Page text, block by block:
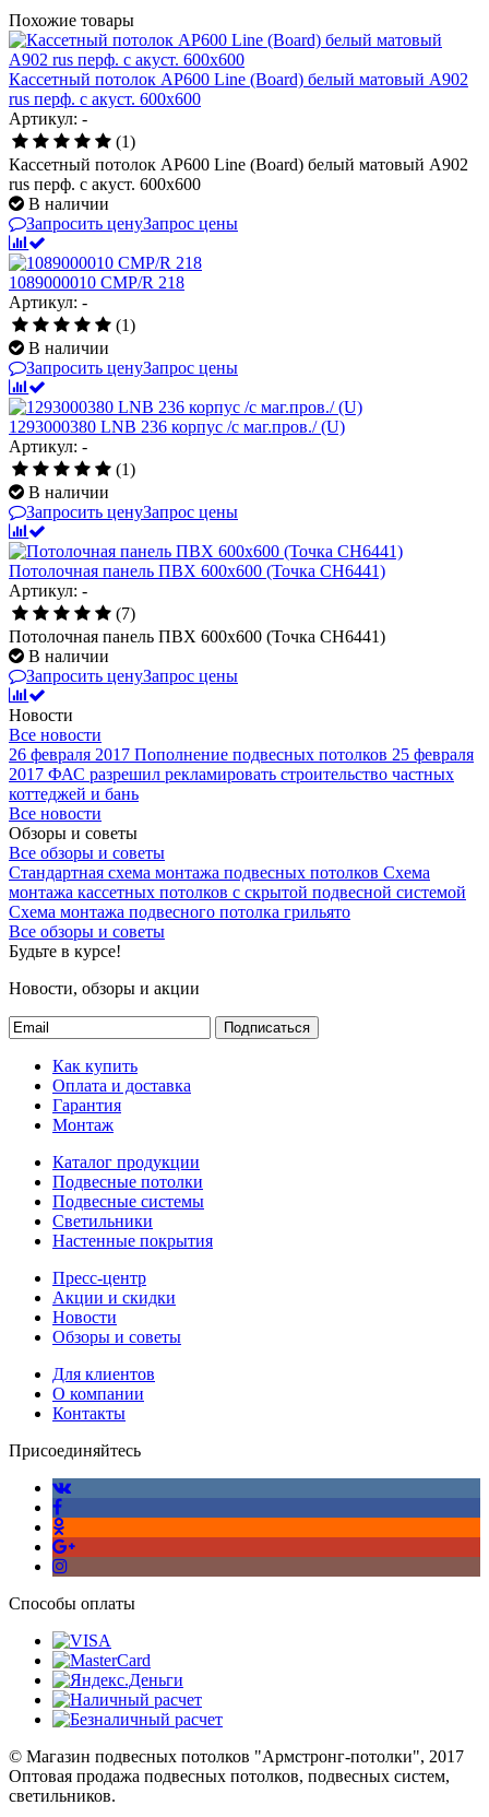
Похожие товары
Кассетный потолок AP600 Line (Board) белый матовый А902
rus перф. с акуст. 600x600
Артикул: -
(1)
Кассетный потолок AP600 Line (Board) белый матовый А902
rus перф. с акуст. 600x600
В наличии
Запросить ценуЗапрос цены
1089000010 CMP/R 218
Артикул: -
(1)
В наличии
Запросить ценуЗапрос цены
1293000380 LNB 236 корпус /с маг.пров./ (U)
Артикул: -
(1)
В наличии
Запросить ценуЗапрос цены
Потолочная панель ПВХ 600х600 (Точка CH6441)
Артикул: -
(7)
Потолочная панель ПВХ 600х600 (Точка CH6441)
В наличии
Запросить ценуЗапрос цены
Новости
Все новости
26 февраля 2017 Пополнение подвесных потолков 25 февраля
2017 ФАС разрешил рекламировать строительство частных
коттеджей и бань
Все новости
Обзоры и советы
Все обзоры и советы
Стандартная схема монтажа подвесных потолков Схема
монтажа кассетных потолков с скрытой подвесной системой
Схема монтажа подвесного потолка грильято
Все обзоры и советы
Будьте в курсе!
Новости, обзоры и акции
Подписаться
Как купить
Оплата и доставка
Гарантия
Монтаж
Каталог продукции
Подвесные потолки
Подвесные системы
Светильники
Настенные покрытия
Пресс-центр
Акции и скидки
Новости
Обзоры и советы
Для клиентов
О компании
Контакты
Присоединяйтесь
Способы оплаты
© Магазин подвесных потолков "Армстронг-потолки", 2017
Оптовая продажа подвесных потолков, подвесных систем,
светильников.